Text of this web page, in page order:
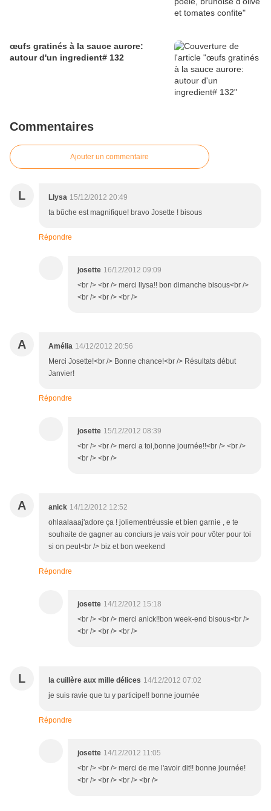
œufs gratinés à la sauce aurore:
autour d'un ingredient# 132
Commentaires
Ajouter un commentaire
L Llysa 15/12/2012 20:49
ta bûche est magnifique! bravo Josette ! bisous
Répondre
josette 16/12/2012 09:09
<br /> <br /> merci llysa!! bon dimanche bisous<br />
<br /> <br /> <br />
A Amélia 14/12/2012 20:56
Merci Josette!<br /> Bonne chance!<br /> Résultats début
Janvier!
Répondre
josette 15/12/2012 08:39
<br /> <br /> merci a toi,bonne journée!!<br /> <br />
<br /> <br />
A anick 14/12/2012 12:52
ohlaalaaaj'adore ça ! joliementréussie et bien garnie , e te
souhaite de gagner au conciurs je vais voir pour vôter pour toi
si on peut<br /> biz et bon weekend
Répondre
josette 14/12/2012 15:18
<br /> <br /> merci anick!!bon week-end bisous<br />
<br /> <br /> <br />
L la cuillère aux mille délices 14/12/2012 07:02
je suis ravie que tu y participe!! bonne journée
Répondre
josette 14/12/2012 11:05
<br /> <br /> merci de me l'avoir dit!! bonne journée!
<br /> <br /> <br /> <br />